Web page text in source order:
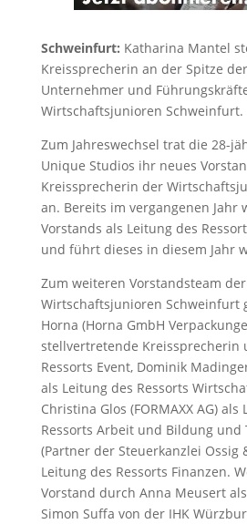
Schweinfurt: Katharina Mantel
Kreissprecherin an der Spitze
Unternehmer und
Wirtschaftsjunioren Schweinfurt.
Zum Jahreswechsel trat die 28-
Unique Studios ihr neues
Kreissprecherin der
an. Bereits im vergangenen Jahr
Vorstands als Leitung des
und führt dieses in diesem Jahr
Zum weiteren Vorstandsteam der
Wirtschaftsjunioren Schweinfurt
Horna (Horna GmbH
stellvertretende Kreissprecherin
Ressorts Event, Dominik
als Leitung des Ressorts
Christina Glos (FORMAXX AG) als
Ressorts Arbeit und Bildung und
(Partner der Steuerkanzlei Ossig
Leitung des Ressorts Finanzen.
Vorstand durch Anna Meusert
Simon Suffa von der IHK